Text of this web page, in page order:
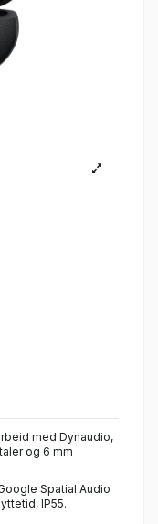
med Dynaudio,
og 6 mm
Spatial Audio
IP55.